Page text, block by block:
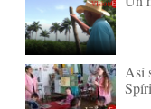
Así